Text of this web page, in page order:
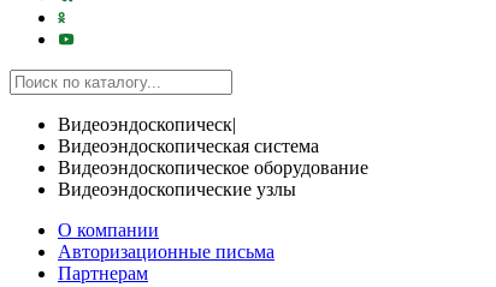
Видеоэндоскопическ|
Видеоэндоскопическая система
Видеоэндоскопическое оборудование
Видеоэндоскопические узлы
О компании
Авторизационные письма
Партнерам